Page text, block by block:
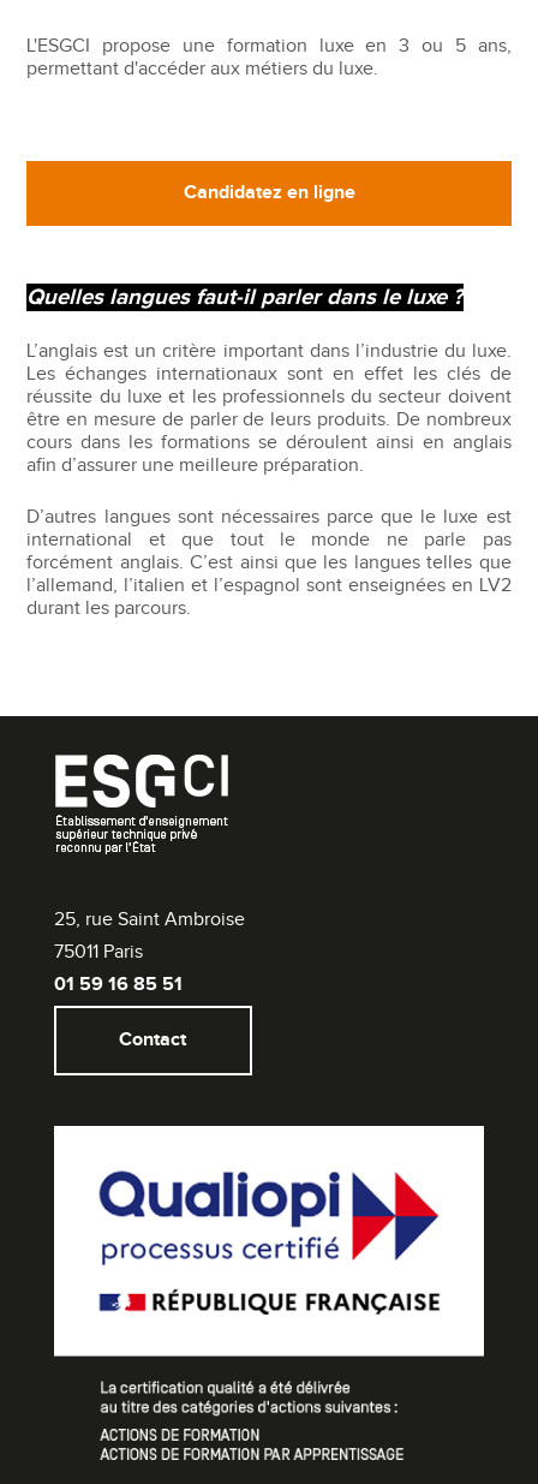
L'ESGCI propose une formation luxe en 3 ou 5 ans,
permettant d'accéder aux métiers du luxe.
Candidatez en ligne
Quelles langues faut-il parler dans le luxe ?
L’anglais est un critère important dans l’industrie du luxe.
Les échanges internationaux sont en effet les clés de
réussite du luxe et les professionnels du secteur doivent
être en mesure de parler de leurs produits. De nombreux
cours dans les formations se déroulent ainsi en anglais
afin d’assurer une meilleure préparation.
D’autres langues sont nécessaires parce que le luxe est
international et que tout le monde ne parle pas
forcément anglais. C’est ainsi que les langues telles que
l’allemand, l’italien et l’espagnol sont enseignées en LV2
durant les parcours.
25, rue Saint Ambroise
75011 Paris
01 59 16 85 51
Contact